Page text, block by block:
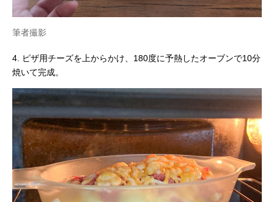
筆者撮影
4. ピザ用チーズを上からかけ、180度に予熱したオーブンで10分
焼いて完成。